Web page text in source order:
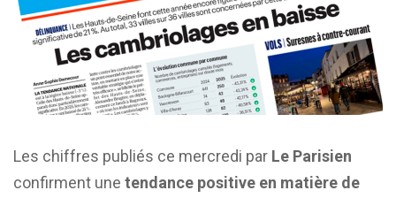
Les chiffres publiés ce mercredi par Le Parisien
confirment une tendance positive en matière de